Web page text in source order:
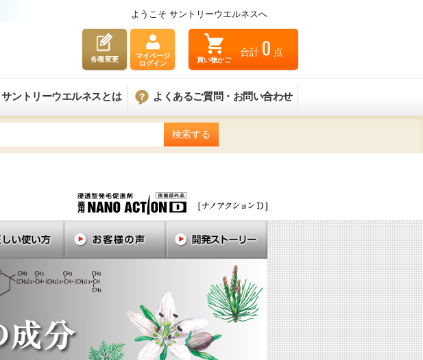
ようこそ サントリーウエルネスへ
各種変更
マイページ
ログイン
買い物かご
合計 0 点
サントリーウエルネスとは よくあるご質問・お問い合わせ